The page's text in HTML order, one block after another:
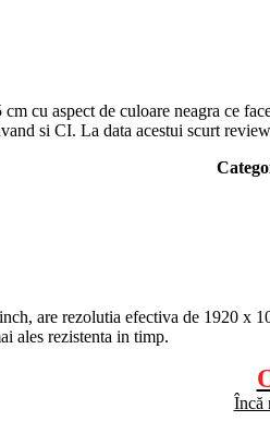
cu aspect de culoare neagra ce
si CI. La data acestui scurt
are rezolutia efectiva de 1920
ales rezistenta in timp.
Încă